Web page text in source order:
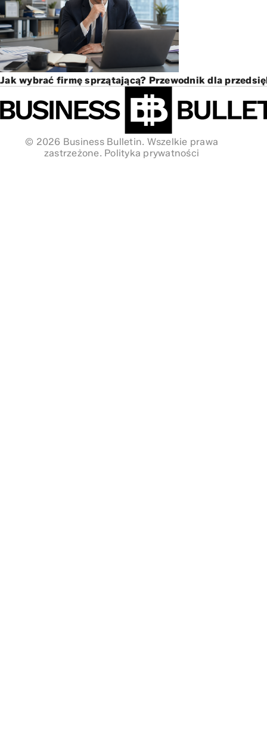
Jak wybrać firmę sprzątającą? Przewodnik dla
© 2026 Business Bulletin. Wszelkie prawa
zastrzeżone. Polityka prywatności